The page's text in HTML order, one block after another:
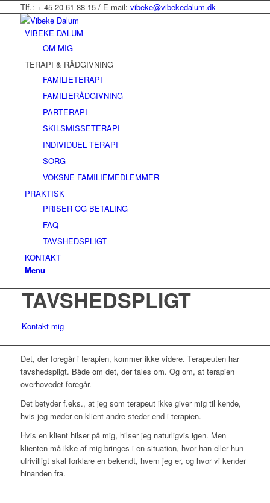
Tlf.: + 45 20 61 88 15 / E-mail: vibeke@vibekedalum.dk
VIBEKE DALUM
OM MIG
TERAPI & RÅDGIVNING
FAMILIETERAPI
FAMILIERÅDGIVNING
PARTERAPI
SKILSMISSETERAPI
INDIVIDUEL TERAPI
SORG
VOKSNE FAMILIEMEDLEMMER
PRAKTISK
PRISER OG BETALING
FAQ
TAVSHEDSPLIGT
KONTAKT
Menu
TAVSHEDSPLIGT
Kontakt mig
​​Det, der foregår i terapien, kommer ikke videre. Terapeuten har
tavshedspligt. Både om det, der tales om. Og om, at terapien
overhovedet foregår.
Det betyder f.eks., at jeg som terapeut ikke giver mig til kende,
hvis jeg møder en klient andre steder end i terapien.
Hvis en klient hilser på mig, hilser jeg naturligvis igen. Men
klienten må ikke af mig bringes i en situation, hvor han eller hun
ufrivilligt skal forklare en bekendt, hvem jeg er, og hvor vi kender
hinanden fra.